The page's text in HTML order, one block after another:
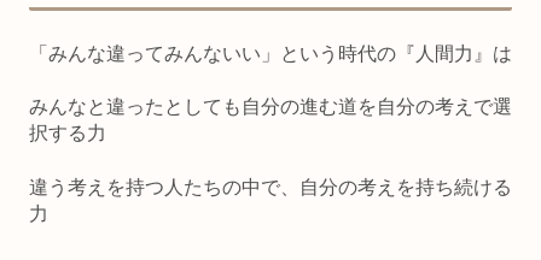
「みんな違ってみんないい」という時代の『人間力』は
みんなと違ったとしても自分の進む道を自分の考えで選
択する力
違う考えを持つ人たちの中で、自分の考えを持ち続ける
力